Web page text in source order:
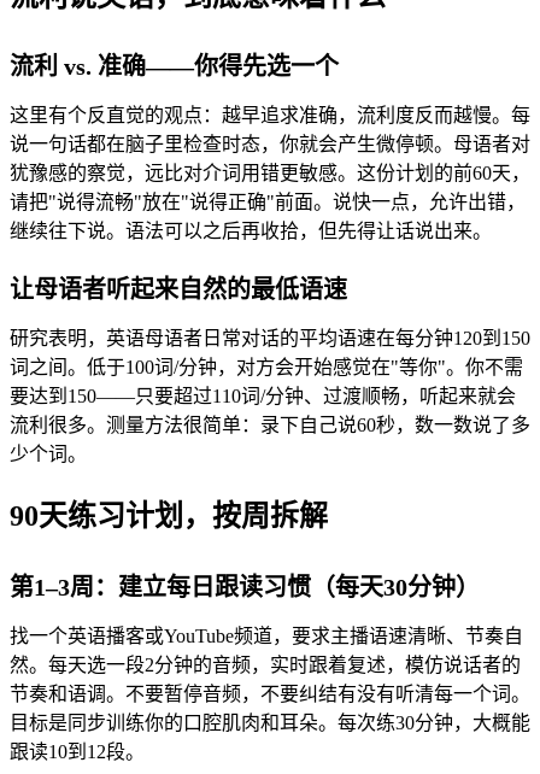
流利 vs. 准确——你得先选一个
这里有个反直觉的观点：越早追求准确，流利度反而越慢。每
说一句话都在脑子里检查时态，你就会产生微停顿。母语者对
犹豫感的察觉，远比对介词用错更敏感。这份计划的前60天，
请把"说得流畅"放在"说得正确"前面。说快一点，允许出错，
继续往下说。语法可以之后再收拾，但先得让话说出来。
让母语者听起来自然的最低语速
研究表明，英语母语者日常对话的平均语速在每分钟120到150
词之间。低于100词/分钟，对方会开始感觉在"等你"。你不需
要达到150——只要超过110词/分钟、过渡顺畅，听起来就会
流利很多。测量方法很简单：录下自己说60秒，数一数说了多
少个词。
90天练习计划，按周拆解
第1–3周：建立每日跟读习惯（每天30分钟）
找一个英语播客或YouTube频道，要求主播语速清晰、节奏自
然。每天选一段2分钟的音频，实时跟着复述，模仿说话者的
节奏和语调。不要暂停音频，不要纠结有没有听清每一个词。
目标是同步训练你的口腔肌肉和耳朵。每次练30分钟，大概能
跟读10到12段。